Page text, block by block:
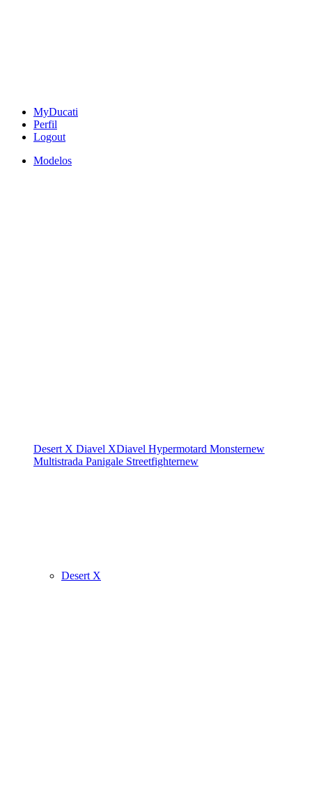
MyDucati
Perfil
Logout
Modelos
Desert X Diavel XDiavel Hypermotard Monsternew
Multistrada Panigale Streetfighternew
Desert X